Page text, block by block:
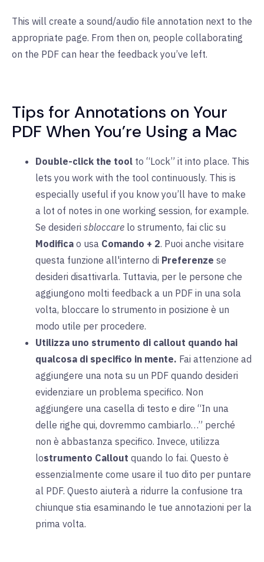
This will create a sound/audio file annotation next to the
appropriate page. From then on, people collaborating
on the PDF can hear the feedback you’ve left.
Tips for Annotations on Your
PDF When You’re Using a Mac
Double-click the tool to “Lock” it into place. This
lets you work with the tool continuously. This is
especially useful if you know you’ll have to make
a lot of notes in one working session, for example.
Se desideri sbloccare lo strumento, fai clic su
Modifica o usa Comando + 2. Puoi anche visitare
questa funzione all'interno di Preferenze se
desideri disattivarla. Tuttavia, per le persone che
aggiungono molti feedback a un PDF in una sola
volta, bloccare lo strumento in posizione è un
modo utile per procedere.
Utilizza uno strumento di callout quando hai
qualcosa di specifico in mente. Fai attenzione ad
aggiungere una nota su un PDF quando desideri
evidenziare un problema specifico. Non
aggiungere una casella di testo e dire “In una
delle righe qui, dovremmo cambiarlo…” perché
non è abbastanza specifico. Invece, utilizza
lostrumento Callout quando lo fai. Questo è
essenzialmente come usare il tuo dito per puntare
al PDF. Questo aiuterà a ridurre la confusione tra
chiunque stia esaminando le tue annotazioni per la
prima volta.